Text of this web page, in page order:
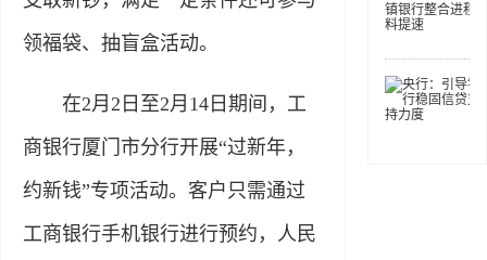
领福袋、抽盲盒活动。
在2月2日至2月14日期间，工
商银行厦门市分行开展“过新年，
约新钱”专项活动。客户只需通过
工商银行手机银行进行预约，人民